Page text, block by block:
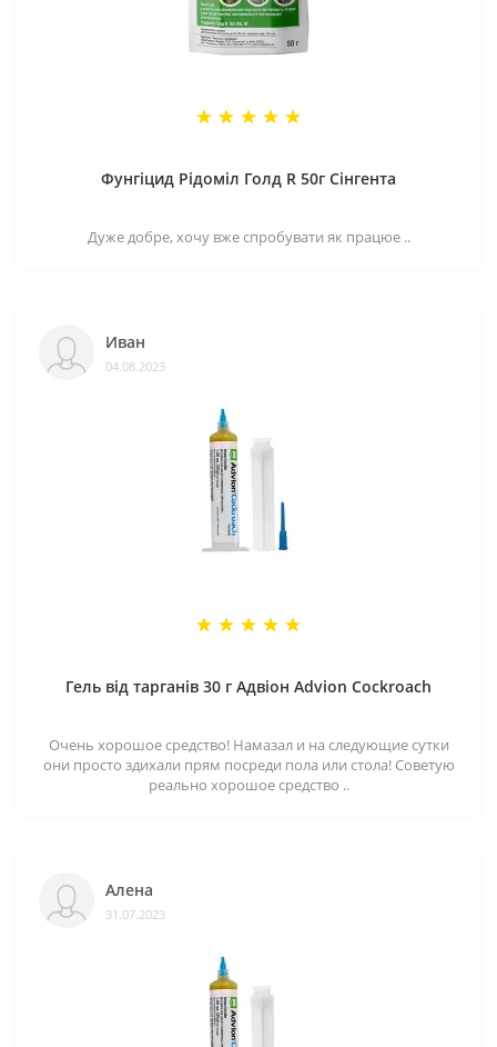
Фунгіцид Рідоміл Голд R 50г Сінгента
Дуже добре, хочу вже спробувати як працюе ..
Иван
04.08.2023
Гель від тарганів 30 г Адвіон Advion Cockroach
Очень хорошое средство! Намазал и на следующие сутки
они просто здихали прям посреди пола или стола! Советую
реально хорошое средство ..
Алена
31.07.2023